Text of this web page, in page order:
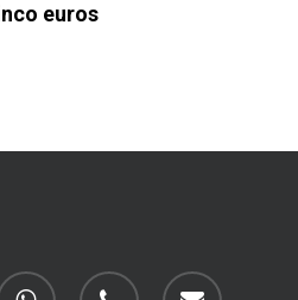
euros
whatsapp phone email